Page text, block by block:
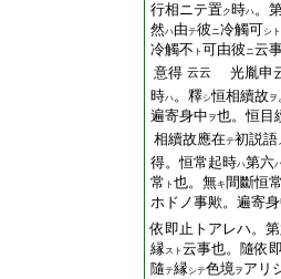
行相ニテ置ク時ハ。
然ハ由テ彼ニ冷觸可シト
冷觸不 ト 可由彼ニ云
意得 云云
光胤申
時ハ。釋シ恒相續故 ヲ
遍寄身中 ヲ也。恒目
相續故應在テ初説語
得。恒常起時ハ第六
常 ト 也。無キ 間斷恒
ホドノ事歟。遍寄
依即止トアレハ。
縁スト 云事也。隨依
隨テ縁シテ色境ヲ アリ